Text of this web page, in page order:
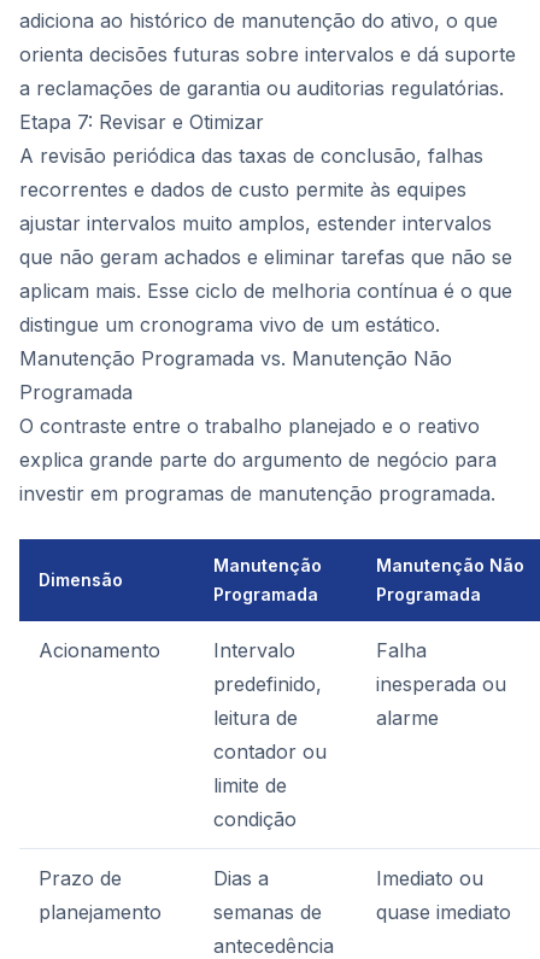
adiciona ao histórico de manutenção do ativo, o que
orienta decisões futuras sobre intervalos e dá suporte
a reclamações de garantia ou auditorias regulatórias.
Etapa 7: Revisar e Otimizar
A revisão periódica das taxas de conclusão, falhas
recorrentes e dados de custo permite às equipes
ajustar intervalos muito amplos, estender intervalos
que não geram achados e eliminar tarefas que não se
aplicam mais. Esse ciclo de melhoria contínua é o que
distingue um cronograma vivo de um estático.
Manutenção Programada vs. Manutenção Não
Programada
O contraste entre o trabalho planejado e o reativo
explica grande parte do argumento de negócio para
investir em programas de manutenção programada.
Dimensão
Manutenção
Programada
Manutenção Não
Programada
Acionamento
Intervalo
predefinido,
leitura de
contador ou
limite de
condição
Falha
inesperada ou
alarme
Prazo de
planejamento
Dias a
semanas de
antecedência
Imediato ou
quase imediato